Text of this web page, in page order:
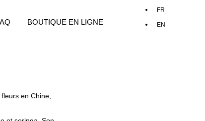
BOUTIQUE EN LIGNE
en Chine,